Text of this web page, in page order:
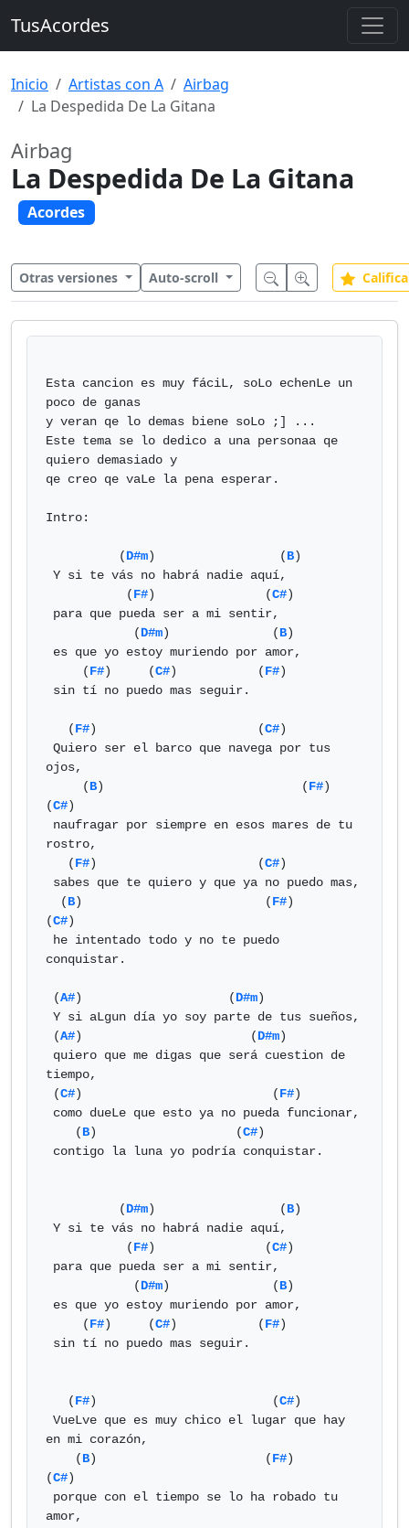
TusAcordes
Inicio Artistas con A
Airbag
La Despedida De La Gitana
Airbag
La Despedida De La Gitana
Acordes
Otras versiones Auto-scroll
Esta cancion es muy fáciL, soLo echenLe un
poco de ganas
y veran qe lo demas biene soLo ;] ...
Este tema se lo dedico a una personaa qe
quiero demasiado y
qe creo qe vaLe la pena esperar.
Intro:
          (
D#m)                 (B)
           (
F#)               (C#)
            (
D#m)              (B)
     (
F#)     (C#)           (F#)
   (
F#)                      (C#)
ojos,
     (
B)                           (F#)
(C#)
rostro,
   (
F#)                      (C#)
  (
B)                         (F#)
(C#)
conquistar.
(A#)                    (D#m)
(A#)                       (D#m)
tiempo,
(C#)                          (F#)
    (
B)                   (C#)
          (
D#m)                 (B)
           (
F#)               (C#)
            (
D#m)              (B)
     (
F#)     (C#)           (F#)
   (
F#)                        (C#)
en mi corazón,
    (
B)                       (F#)
(C#)
amor,